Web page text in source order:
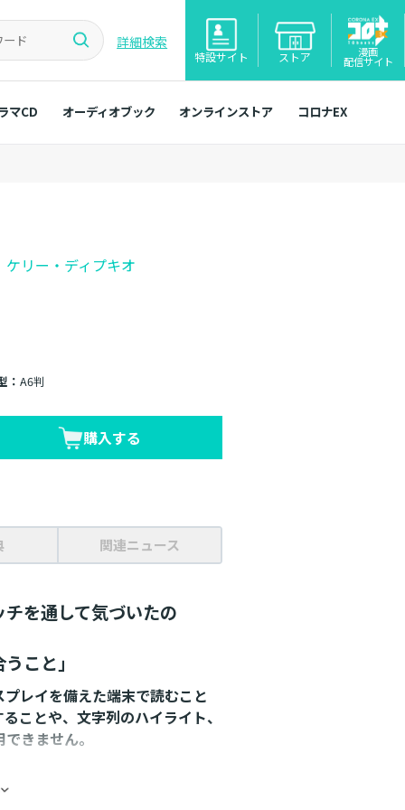
詳細検索
特設サイト ストア 漫画
配信サイト
マCD オーディオブック オンラインストア コロナEX
ケリー・ディプキオ
：A6判
購入する
関連ニュース
を通して気づいたの
こと」
レイを備えた端末で読むこと
ことや、文字列のハイライト、
きません。